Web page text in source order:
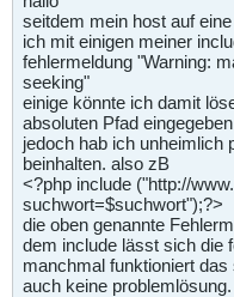
seitdem mein host auf
ich mit einigen meiner
fehlermeldung "Warning:
seeking"
einige könnte ich damit
absoluten Pfad
jedoch hab ich unheimlich
beinhalten. also zB
<?php include ("http://
suchwort=$suchwort");?>
die oben genannte
dem include lässt sich die
manchmal funktioniert
auch keine